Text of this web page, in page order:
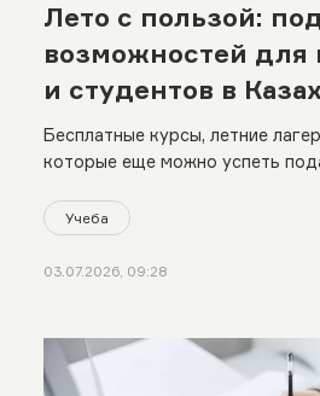
Лето с пользой:
возможностей для
и студентов в
Бесплатные курсы, летние
которые еще можно успеть
Учеба
03.07.2026, 09:28